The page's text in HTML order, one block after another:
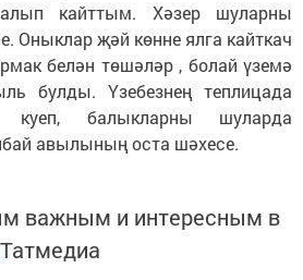
кайттым. Хәзер шуларны
Оныклар җәй көнне ялга кайткач
белән төшәләр , болай үземә
булды. Үзебезнең теплицада
куеп, балыкларны шуларда
авылының оста шәхесе.
важным и интересным в
Татмедиа